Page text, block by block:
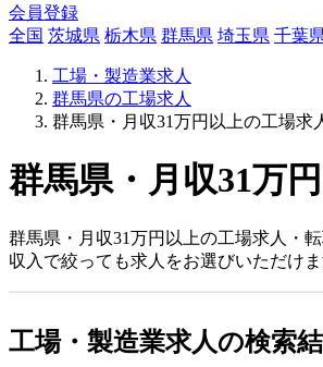
会員登録
全国 茨城県 栃木県 群馬県 埼玉県 千葉
工場・製造業求人
群馬県の工場求人
群馬県・月収31万円以上の工場求
群馬県・月収31万
群馬県・月収31万円以上の工場求人・
収入で絞っても求人をお選びいただけま
工場・製造業求人の検索